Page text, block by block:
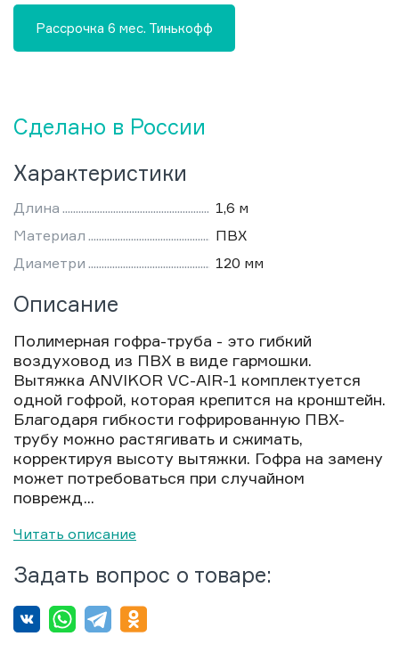
Сделано в России
Характеристики
Длина
1,6 м
Материал
ПВХ
Диаметри
120 мм
Описание
Полимерная гофра-труба - это гибкий
воздуховод из ПВХ в виде гармошки.
Вытяжка ANVIKOR VC-AIR-1 комплектуется
одной гофрой, которая крепится на кронштейн.
Благодаря гибкости гофрированную ПВХ-
трубу можно растягивать и сжимать,
корректируя высоту вытяжки. Гофра на замену
может потребоваться при случайном
поврежд...
Читать описание
Задать вопрос о товаре:
Рассрочка 6 мес. Тинькофф